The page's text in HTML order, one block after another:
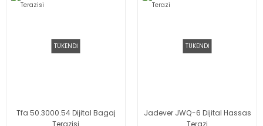
TÜKENDİ
Tfa 50.3000.54 Dijital Bagaj
TÜKENDİ
Jadever JWQ-6 Dijital Hassas